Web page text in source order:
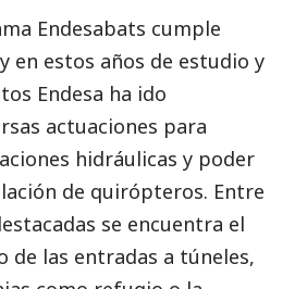
Endesabats cumple
y en estos años de estudio y
Endesa ha ido
actuaciones para
hidráulicas y poder
de quirópteros. Entre
se encuentra el
de las entradas a túneles,